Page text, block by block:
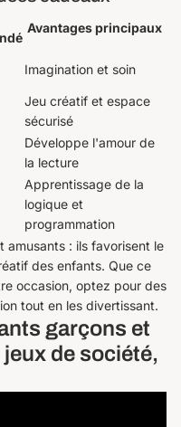
Avantages principaux
Imagination et soin
Jeu créatif et espace
sécurisé
Développe l'amour de
la lecture
Apprentissage de la
logique et
programmation
amusants : ils favorisent le
des enfants. Que ce
occasion, optez pour des
tout en les divertissant.
garçons et
de société,